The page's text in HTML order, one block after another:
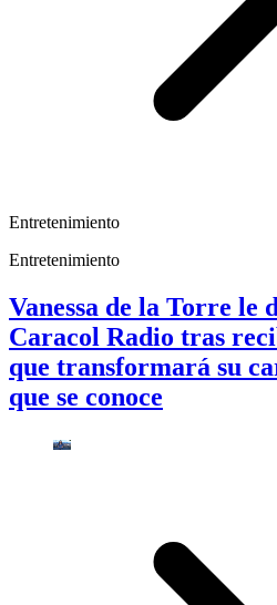
Entretenimiento
Entretenimiento
Vanessa de la Torre le
Caracol Radio tras
que transformará su
que se conoce